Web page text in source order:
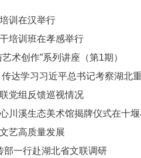
训在汉举行
培训班在孝感举行
术创作”系列讲座（第1期）
达学习习近平总书记考察湖北
党组反馈巡视情况
川溪生态美术馆揭牌仪式在十
艺高质量发展
一行赴湖北省文联调研